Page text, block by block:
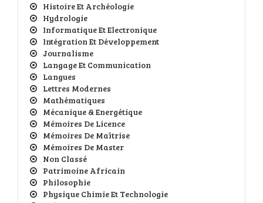
Histoire Et Archéologie
Hydrologie
Informatique Et Electronique
Intégration Et Développement
Journalisme
Langage Et Communication
Langues
Lettres Modernes
Mathématiques
Mécanique & Energétique
Mémoires De Licence
Mémoires De Maîtrise
Mémoires De Master
Non Classé
Patrimoine Africain
Philosophie
Physique Chimie Et Technologie